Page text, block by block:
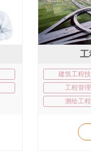
工
建筑工程
工程管理
测绘工程